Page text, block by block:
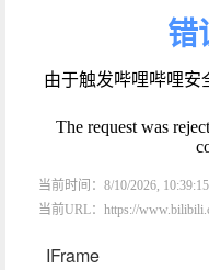
IFrame